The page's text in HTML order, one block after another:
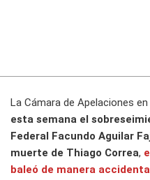
La Cámara de Apelaciones
esta semana el
Federal Facundo Aguilar
muerte de Thiago Correa,
baleó de manera